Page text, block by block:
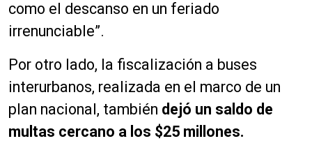
como el descanso en un feriado
irrenunciable”.
Por otro lado, la fiscalización a buses
interurbanos, realizada en el marco de un
plan nacional, también dejó un saldo de
multas cercano a los $25 millones.